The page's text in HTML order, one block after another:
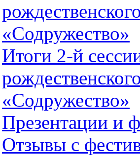
«Содружество»
Итоги 2-й
«Содружество»
Презентации и
Отзывы с